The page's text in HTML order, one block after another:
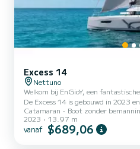
Excess 14
Nettuno
Welkom bij EnGioY, een
De Excess 14 is gebouwd in 2023
ankerplaatsen van Nettuno. De boot heeft 4 comfortabele hutten
en een bootcapaciteit van 12
14 meter is hij uw beste
Catamaran Boot zonder
2023
13.97 m
vanaf $689,06